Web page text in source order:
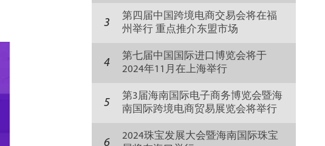
3
第四届中国跨境电商交易会将在福
州举行 重点推介东盟市场
4
第七届中国国际进口博览会将于
2024年11月在上海举行
5
第3届海南国际电子商务博览会暨海
南国际跨境电商贸易展览会将举行
6
2024珠宝发展大会暨海南国际珠宝